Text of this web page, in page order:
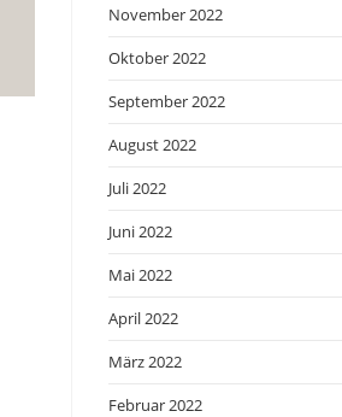
November 2022
Oktober 2022
September 2022
August 2022
Juli 2022
Juni 2022
Mai 2022
April 2022
März 2022
Februar 2022